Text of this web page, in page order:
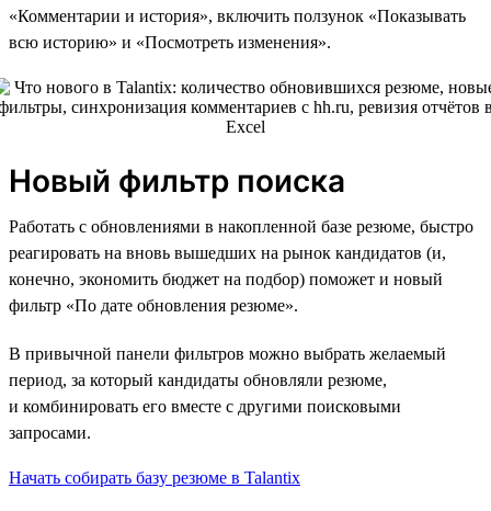
«Комментарии и история», включить ползунок «Показывать
всю историю» и «Посмотреть изменения».
Новый фильтр поиска
Работать с обновлениями в накопленной базе резюме, быстро
реагировать на вновь вышедших на рынок кандидатов (и,
конечно, экономить бюджет на подбор) поможет и новый
фильтр «По дате обновления резюме».
В привычной панели фильтров можно выбрать желаемый
период, за который кандидаты обновляли резюме,
и комбинировать его вместе с другими поисковыми
запросами.
Начать собирать базу резюме в Talantix